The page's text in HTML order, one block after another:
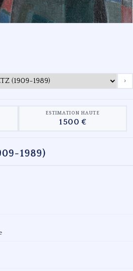
›
ESTIMATION HAUTE
1 500 €
1989)